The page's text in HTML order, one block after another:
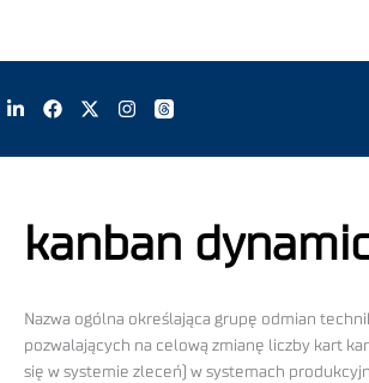
kanban
Nazwa ogólna określająca grupę odmian
pozwalających na celową zmianę liczby kart
się w systemie zleceń) w systemach